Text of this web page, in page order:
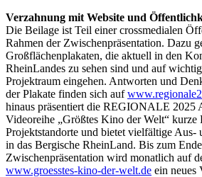
Verzahnung mit Website und
Die Beilage ist Teil einer crossmedialen
Rahmen der Zwischenpräsentation. Dazu
Großflächenplakaten, die aktuell in den
RheinLandes zu sehen sind und auf
Projektraum eingehen. Antworten und
der Plakate finden sich auf
hinaus präsentiert die REGIONALE 2025
Videoreihe „Größtes Kino der Welt“ kurze
Projektstandorte und bietet vielfältige Aus-
in das Bergische RheinLand. Bis zum
Zwischenpräsentation wird monatlich auf
www.groesstes-kino-der-welt.de ein neues